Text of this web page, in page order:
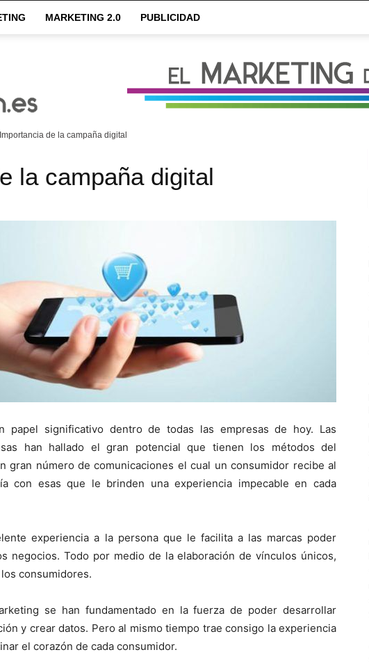
MARKETING 2.0 PUBLICIDAD
Importancia de la campaña digital
la campaña digital
significativo dentro de todas las empresas de hoy. Las
han hallado el gran potencial que tienen los métodos del
gran número de comunicaciones el cual un consumidor recibe al
con esas que le brinden una experiencia impecable en cada
experiencia a la persona que le facilita a las marcas poder
negocios. Todo por medio de la elaboración de vínculos únicos,
consumidores.
se han fundamentado en la fuerza de poder desarrollar
y crear datos. Pero al mismo tiempo trae consigo la experiencia
el corazón de cada consumidor.